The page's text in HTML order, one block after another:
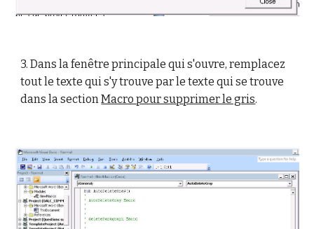
3.Dans la fenêtre principale qui s'ouvre, remplacez
tout le texte qui s'y trouve par le texte qui se trouve
dans la sectionMacro pour supprimer le gris.